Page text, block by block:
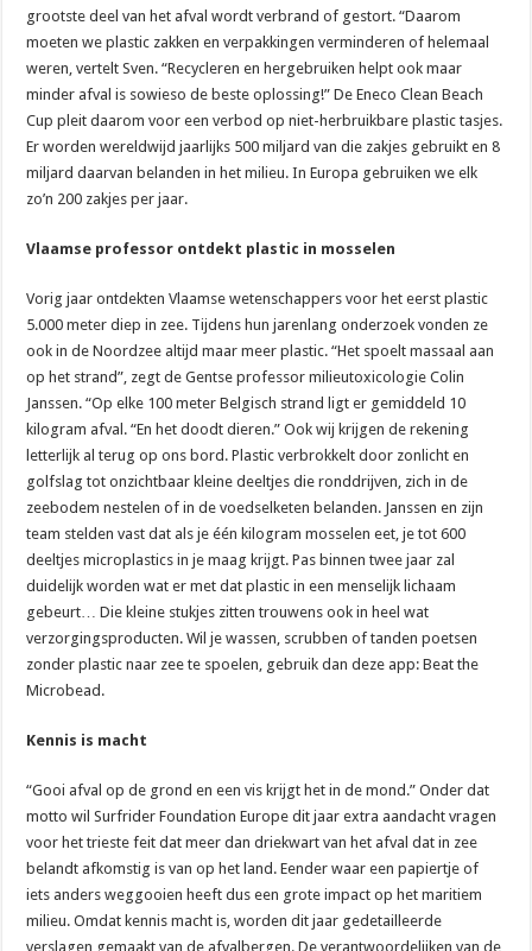
grootste deel van het afval wordt verbrand of gestort. “Daarom
moeten we plastic zakken en verpakkingen verminderen of helemaal
weren, vertelt Sven. “Recycleren en hergebruiken helpt ook maar
minder afval is sowieso de beste oplossing!” De Eneco Clean Beach
Cup pleit daarom voor een verbod op niet-herbruikbare plastic tasjes.
Er worden wereldwijd jaarlijks 500 miljard van die zakjes gebruikt en 8
miljard daarvan belanden in het milieu. In Europa gebruiken we elk
zo’n 200 zakjes per jaar.
Vlaamse professor ontdekt plastic in mosselen
Vorig jaar ontdekten Vlaamse wetenschappers voor het eerst plastic
5.000 meter diep in zee. Tijdens hun jarenlang onderzoek vonden ze
ook in de Noordzee altijd maar meer plastic. “Het spoelt massaal aan
op het strand”, zegt de Gentse professor milieutoxicologie Colin
Janssen. “Op elke 100 meter Belgisch strand ligt er gemiddeld 10
kilogram afval. “En het doodt dieren.” Ook wij krijgen de rekening
letterlijk al terug op ons bord. Plastic verbrokkelt door zonlicht en
golfslag tot onzichtbaar kleine deeltjes die ronddrijven, zich in de
zeebodem nestelen of in de voedselketen belanden. Janssen en zijn
team stelden vast dat als je één kilogram mosselen eet, je tot 600
deeltjes microplastics in je maag krijgt. Pas binnen twee jaar zal
duidelijk worden wat er met dat plastic in een menselijk lichaam
gebeurt… Die kleine stukjes zitten trouwens ook in heel wat
verzorgingsproducten. Wil je wassen, scrubben of tanden poetsen
zonder plastic naar zee te spoelen, gebruik dan deze app: Beat the
Microbead.
Kennis is macht
“Gooi afval op de grond en een vis krijgt het in de mond.” Onder dat
motto wil Surfrider Foundation Europe dit jaar extra aandacht vragen
voor het trieste feit dat meer dan driekwart van het afval dat in zee
belandt afkomstig is van op het land. Eender waar een papiertje of
iets anders weggooien heeft dus een grote impact op het maritiem
milieu. Omdat kennis macht is, worden dit jaar gedetailleerde
verslagen gemaakt van de afvalbergen. De verantwoordelijken van de